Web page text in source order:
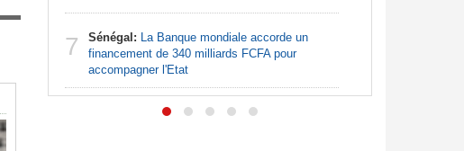
7 Sénégal: La Banque mondiale accorde un
financement de 340 milliards FCFA pour
accompagner l'Etat